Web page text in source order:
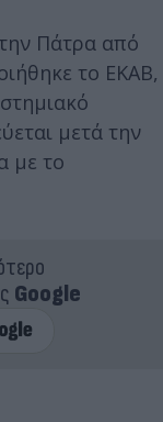
Πάτρα από
το ΕΚΑΒ,
μετά την
με το
Google